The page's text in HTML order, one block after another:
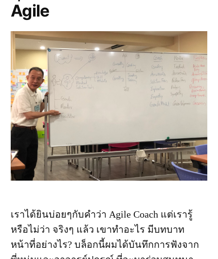
Agile
เราได้ยินบ่อยๆกับคำว่า Agile Coach แต่เรารู้
หรือไม่ว่า จริงๆ แล้ว เขาทำอะไร มีบทบาท
หน้าที่อย่างไร? บล็อกนี้ผมได้บันทึกการฟังจาก